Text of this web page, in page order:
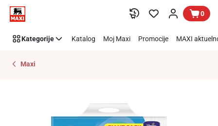
Preskoči link 0
Kategorije Katalog Moj Maxi Promocije MAXI
Maxi